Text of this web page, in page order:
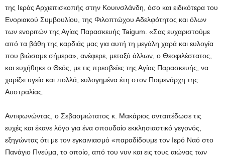
της Ιεράς Αρχιεπισκοπής στην Κουινσλάνδη, όσο και ειδικότερα του
Ενοριακού Συμβουλίου, της Φιλοπτώχου Αδελφότητος και όλων
των ενοριτών της Αγίας Παρασκευής Taigum. «Σας ευχαριστούμε
από τα βάθη της καρδιάς μας για αυτή τη μεγάλη χαρά και ευλογία
που βιώσαμε σήμερα», ανέφερε, μεταξύ άλλων, ο Θεοφιλέστατος,
και ευχήθηκε ο Θεός, με τις πρεσβείες της Αγίας Παρασκευής, να
χαρίζει υγεία και πολλά, ευλογημένα έτη στον Ποιμενάρχη της
Αυστραλίας.
Αντιφωνώντας, ο Σεβασμιώτατος κ. Μακάριος ανταπέδωσε τις
ευχές και έκανε λόγο για ένα σπουδαίο εκκλησιαστικό γεγονός,
εξηγώντας ότι με τον εγκαινιασμό «παραδίδουμε τον Ιερό Ναό στο
Πανάγιο Πνεύμα, το οποίο, από του νυν και εις τους αιώνας των